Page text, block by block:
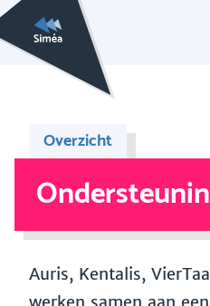
Overzicht
Auris, Kentalis,